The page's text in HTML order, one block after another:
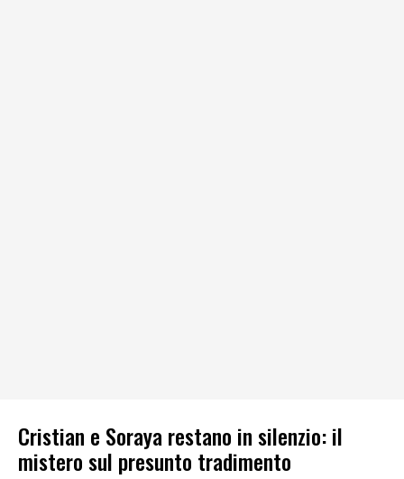
Cristian e Soraya restano in silenzio: il
mistero sul presunto tradimento